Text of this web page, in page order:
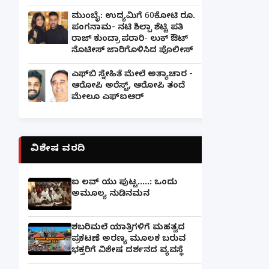
ಮುಂಬೈ: ಉದ್ಯಮಿಗೆ 60ಕೋಟಿ ರೂ.
ಪಂಗನಾಮ- ನಟಿ ಶಿಲ್ಪಾ ಶೆಟ್ಟಿ ಪತಿ
ರಾಜ್ ಕುಂದ್ರಾ ಪರಾರಿ- ಲುಕ್ ಔಟ್
ನೊಟೀಸ್ ಜಾರಿಗೊಳಿಸಿದ ಪೊಲೀಸ್
ಎಫ್‌ಬಿ ಸ್ನೇಹಿತೆ ಮೇಲೆ ಅತ್ಯಾಚಾರ -
ಆರೋಪಿ ಅರೆಸ್ಟ್, ಆರೋಪಿ ತಂದೆ
ಮೇಲೂ ಎಫ್ಐಆರ್
ವಿಶೇಷ ವರದಿ
ಐ ಲವ್ ಯು ಪುಟ್ಟ.....: ಒಂದು
ಅಮೂಲ್ಯ ನುಡಿನಮನ
ಶಬರಿಮಲೆ ಯಾತ್ರಿಗಳಿಗೆ ಮಹತ್ವದ
ಪ್ರಕಟಣೆ ಅರಣ್ಯ ಮೂಲಕ ಬರುವ
ಭಕ್ತರಿಗೆ ವಿಶೇಷ ದರ್ಶನದ ವ್ಯವಸ್ಥೆ